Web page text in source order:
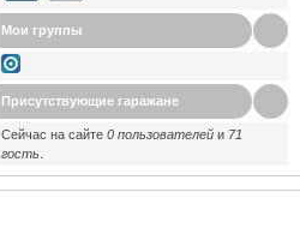
Мои группы
Присутствующие гаражане
Сейчас на сайте 0 пользователей и 71
гость